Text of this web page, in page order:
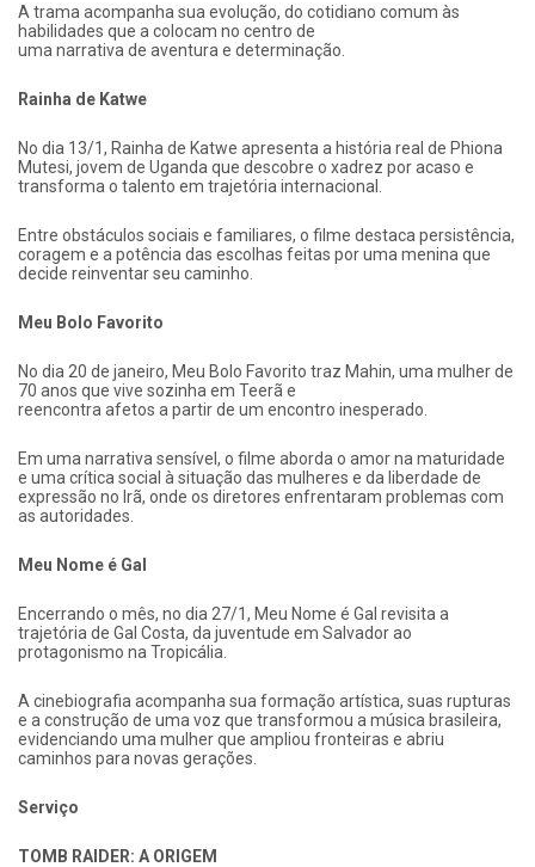
A trama acompanha sua evolução, do cotidiano comum às
habilidades que a colocam no centro de
uma narrativa de aventura e determinação.
Rainha de Katwe
No dia 13/1, Rainha de Katwe apresenta a história real de Phiona
Mutesi, jovem de Uganda que descobre o xadrez por acaso e
transforma o talento em trajetória internacional.
Entre obstáculos sociais e familiares, o filme destaca persistência,
coragem e a potência das escolhas feitas por uma menina que
decide reinventar seu caminho.
Meu Bolo Favorito
No dia 20 de janeiro, Meu Bolo Favorito traz Mahin, uma mulher de
70 anos que vive sozinha em Teerã e
reencontra afetos a partir de um encontro inesperado.
Em uma narrativa sensível, o filme aborda o amor na maturidade
e uma crítica social à situação das mulheres e da liberdade de
expressão no Irã, onde os diretores enfrentaram problemas com
as autoridades.
Meu Nome é Gal
Encerrando o mês, no dia 27/1, Meu Nome é Gal revisita a
trajetória de Gal Costa, da juventude em Salvador ao
protagonismo na Tropicália.
A cinebiografia acompanha sua formação artística, suas rupturas
e a construção de uma voz que transformou a música brasileira,
evidenciando uma mulher que ampliou fronteiras e abriu
caminhos para novas gerações.
Serviço
TOMB RAIDER: A ORIGEM